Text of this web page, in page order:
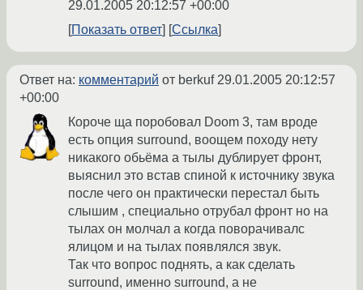
29.01.2005 20:12:57 +00:00
Показать ответ
Ссылка
Ответ на: комментарий от berkuf 29.01.2005 20:12:57
+00:00
Короче ща поробовал Doom 3, там вроде
есть опция surround, воощем походу нету
никакого обьёма а тылы дублирует фронт,
выяснил это встав спиной к источнику звука
после чего он практически перестал быть
слышим , специально отрубал фронт но на
тылах он молчал а когда поворачивалс
ялицом и на тылах появлялся звук.
Так что вопрос поднять, а как сделать
surround, именно surround, а не